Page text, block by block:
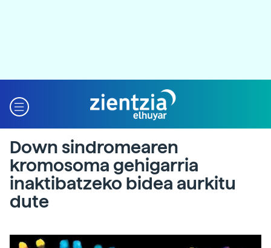
Down sindromearen
kromosoma gehigarria
inaktibatzeko bidea aurkitu
dute